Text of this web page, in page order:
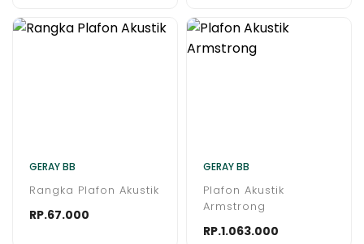
GERAY BB
Rangka Plafon Akustik
RP.67.000
GERAY BB
Plafon Akustik
Armstrong
RP.1.063.000